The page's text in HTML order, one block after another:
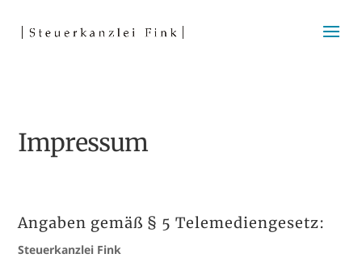
Impressum
Angaben gemäß § 5 Telemediengesetz:
Steuerkanzlei Fink